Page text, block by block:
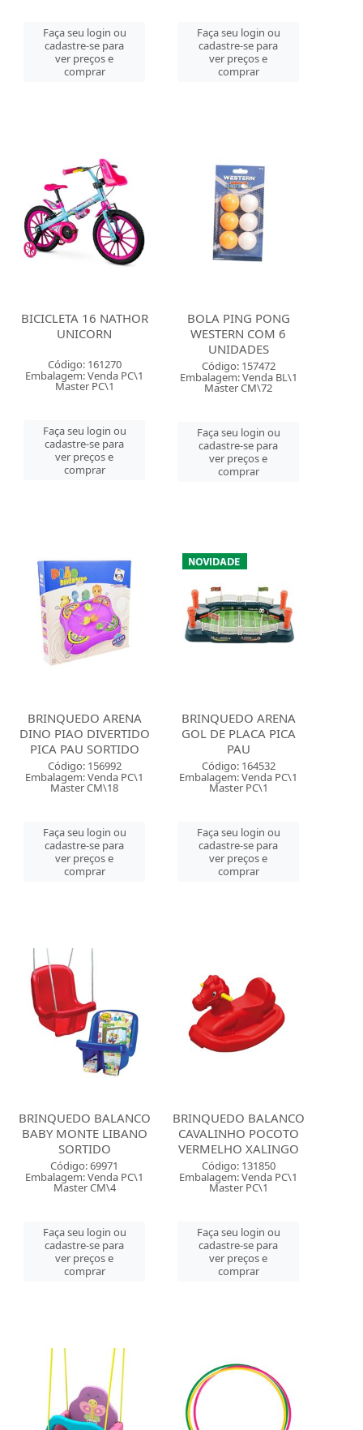
Faça seu login ou
cadastre-se para
ver preços e
comprar
Faça seu login ou
cadastre-se para
ver preços e
comprar
BICICLETA 16 NATHOR
UNICORN
Código: 161270
Embalagem: Venda PC\1
Master PC\1
Faça seu login ou
cadastre-se para
ver preços e
comprar
BOLA PING PONG
WESTERN COM 6
UNIDADES
Código: 157472
Embalagem: Venda BL\1
Master CM\72
Faça seu login ou
cadastre-se para
ver preços e
comprar
BRINQUEDO ARENA
DINO PIAO DIVERTIDO
PICA PAU SORTIDO
Código: 156992
Embalagem: Venda PC\1
Master CM\18
Faça seu login ou
cadastre-se para
ver preços e
comprar
BRINQUEDO ARENA
GOL DE PLACA PICA
PAU
Código: 164532
Embalagem: Venda PC\1
Master PC\1
Faça seu login ou
cadastre-se para
ver preços e
comprar
BRINQUEDO BALANCO
BABY MONTE LIBANO
SORTIDO
Código: 69971
Embalagem: Venda PC\1
Master CM\4
Faça seu login ou
cadastre-se para
ver preços e
comprar
BRINQUEDO BALANCO
CAVALINHO POCOTO
VERMELHO XALINGO
Código: 131850
Embalagem: Venda PC\1
Master PC\1
Faça seu login ou
cadastre-se para
ver preços e
comprar